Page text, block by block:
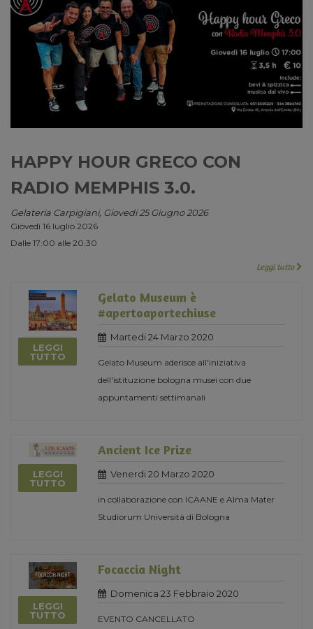
HAPPY HOUR GRECO CON
RADIO MEMPHIS 3.0.
Gelateria Carpigiani, Giovedi 25 Giugno 2026
Giovedì 16 luglio 2026
Dalle 17:00 alle 20:30
Leggi tutto
LEGGI
TUTTO
Gelato Museum è
#apertoaportechiuse
Martedi 24 Marzo 2020
Gelato Museum aderisce all'iniziativa
dell'istituzione bologna musei con due
appuntamenti settimanali
LEGGI
TUTTO
Ancient Ice Prize
Venerdi 20 Marzo 2020
in collaborazione con ICAANE e Alma Mater
Studiorum Università di Bologna
LEGGI
TUTTO
Focaccia Night
Domenica 23 Febbraio 2020
EVENTO CANCELLATO